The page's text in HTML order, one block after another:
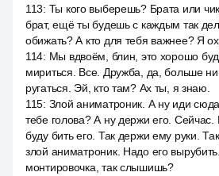
113: Ты кого выберешь? Брата или
брат, ещё ты будешь с каждым так
обижать? А кто для тебя важнее? Я
114: Мы вдвоём, блин, это хорошо
мириться. Все. Дружба, да, больше
ругаться. Эй, кто там? Ах ты, я знаю.
115: Злой аниматроник. А ну иди
тебе голова? А ну держи его. Сейчас.
буду бить его. Так держи ему руки.
злой аниматроник. Надо его
монтировочка, так слышишь?